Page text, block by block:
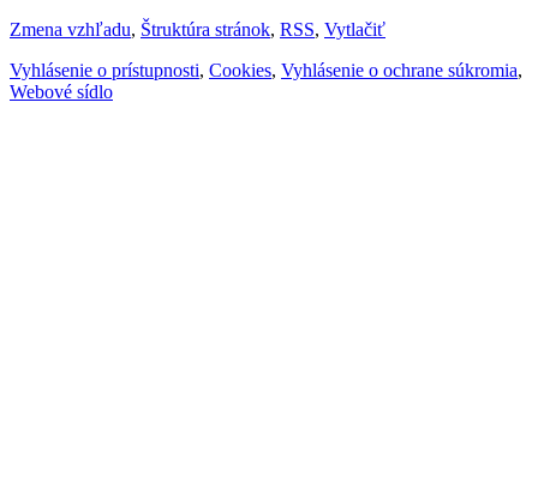
Zmena vzhľadu, Štruktúra stránok, RSS, Vytlačiť
Vyhlásenie o prístupnosti, Cookies, Vyhlásenie o ochrane súkromia,
Webové sídlo